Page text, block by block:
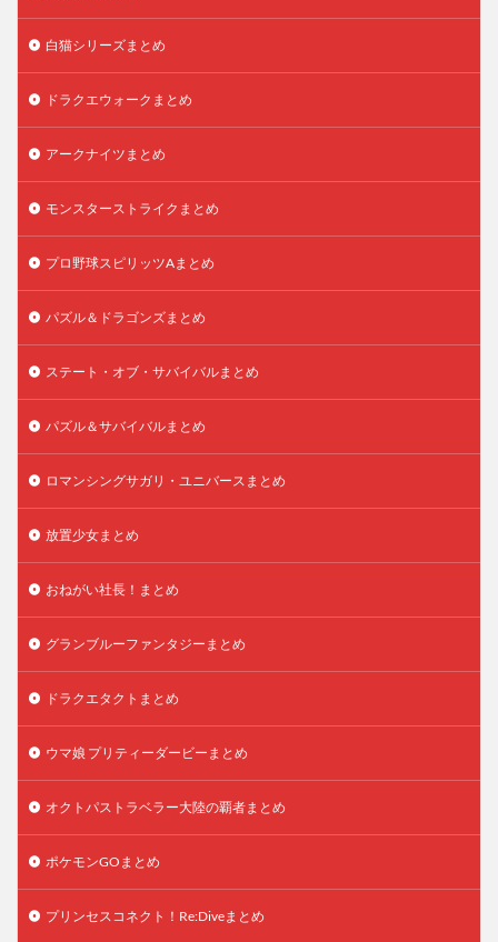
白猫シリーズまとめ
ドラクエウォークまとめ
アークナイツまとめ
モンスターストライクまとめ
プロ野球スピリッツAまとめ
パズル＆ドラゴンズまとめ
ステート・オブ・サバイバルまとめ
パズル＆サバイバルまとめ
ロマンシングサガリ・ユニバースまとめ
放置少女まとめ
おねがい社長！まとめ
グランブルーファンタジーまとめ
ドラクエタクトまとめ
ウマ娘 プリティーダービーまとめ
オクトパストラベラー大陸の覇者まとめ
ポケモンGOまとめ
プリンセスコネクト！Re:Diveまとめ